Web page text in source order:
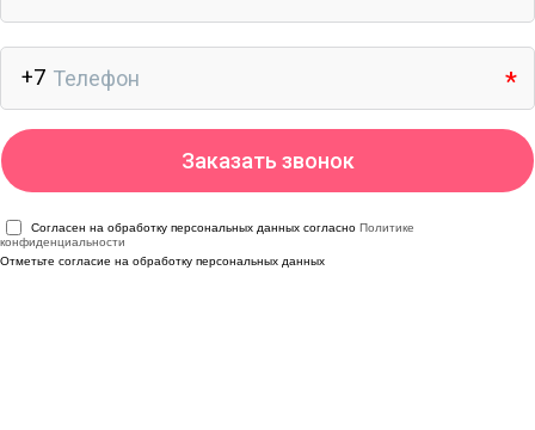
Согласен на обработку персональных данных согласно Политике
конфиденциальности
Отметьте согласие на обработку персональных данных